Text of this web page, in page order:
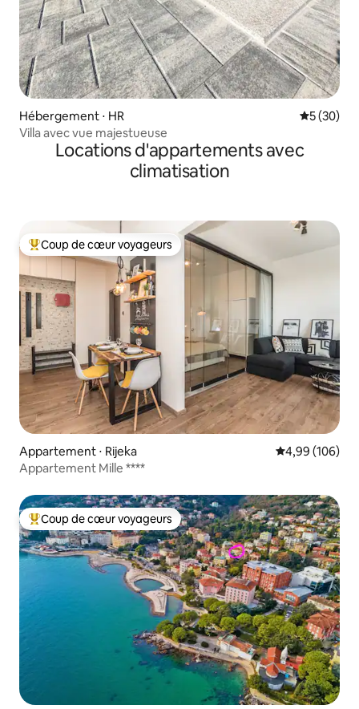
Hébergement ⋅ HR
5 (30)
Villa avec vue majestueuse
Locations d'appartements avec
climatisation
Coups de cœur voyageurs les plus appréciés
Coup de cœur voyageurs
Appartement ⋅ Rijeka Évaluation
4,99 (106)
Appartement Mille ****
Coups de cœur voyageurs les plus appréciés
Coup de cœur voyageurs